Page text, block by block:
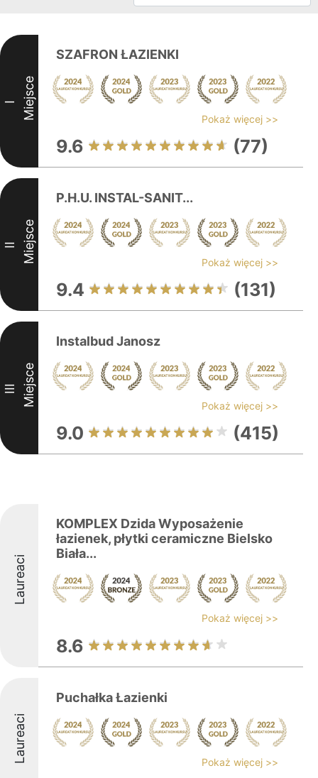
I Miejsce
SZAFRON ŁAZIENKI
Pokaż więcej >>
9.6 (77)
II Miejsce
P.H.U. INSTAL-SANIT...
Pokaż więcej >>
9.4 (131)
III Miejsce
Instalbud Janosz
Pokaż więcej >>
9.0 (415)
Laureaci
KOMPLEX Dzida Wyposażenie
łazienek, płytki ceramiczne Bielsko
Biała...
Pokaż więcej >>
8.6
Laureaci
Puchałka Łazienki
Pokaż więcej >>